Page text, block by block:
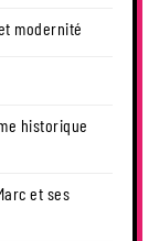
modernité
historique
et ses